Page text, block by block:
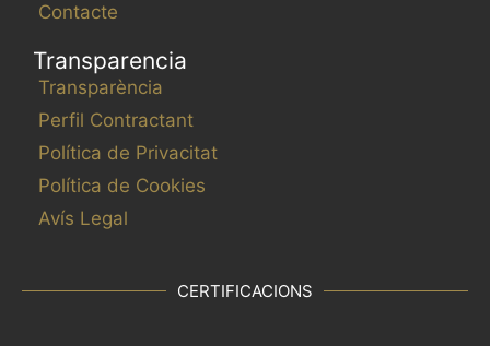
Contacte
Transparencia
Transparència
Perfil Contractant
Política de Privacitat
Política de Cookies
Avís Legal
CERTIFICACIONS